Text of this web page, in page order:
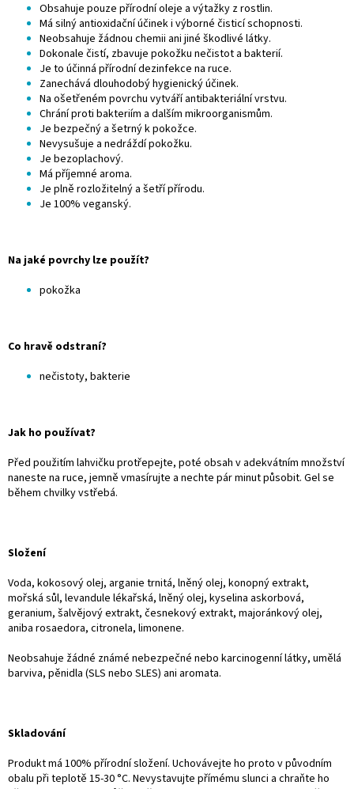
Obsahuje pouze přírodní oleje a výtažky z rostlin.
Má silný antioxidační účinek i výborné čisticí schopnosti.
Neobsahuje žádnou chemii ani jiné škodlivé látky.
Dokonale čistí, zbavuje pokožku nečistot a bakterií.
Je to účinná přírodní dezinfekce na ruce.
Zanechává dlouhodobý hygienický účinek.
Na ošetřeném povrchu vytváří antibakteriální vrstvu.
Chrání proti bakteriím a dalším mikroorganismům.
Je bezpečný a šetrný k pokožce.
Nevysušuje a nedráždí pokožku.
Je bezoplachový.
Má příjemné aroma.
Je plně rozložitelný a šetří přírodu.
Je 100% veganský.
Na jaké povrchy lze použít?
pokožka
Co hravě odstraní?
nečistoty, bakterie
Jak ho používat?
Před použitím lahvičku protřepejte, poté obsah v adekvátním množství
naneste na ruce, jemně vmasírujte a nechte pár minut působit. Gel se
během chvilky vstřebá.
Složení
Voda, kokosový olej, arganie trnitá, lněný olej, konopný extrakt,
mořská sůl, levandule lékařská, lněný olej, kyselina askorbová,
geranium, šalvějový extrakt, česnekový extrakt, majoránkový olej,
aniba rosaedora, citronela, limonene.
Neobsahuje žádné známé nebezpečné nebo karcinogenní látky, umělá
barviva, pěnidla (SLS nebo SLES) ani aromata.
Skladování
Produkt má 100% přírodní složení. Uchovávejte ho proto v původním
obalu při teplotě 15-30 °C. Nevystavujte přímému slunci a chraňte ho